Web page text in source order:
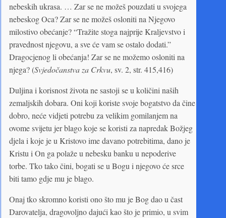
nebeskih ukrasa. … Zar se ne možeš pouzdati u svojega
nebeskog Oca? Zar se ne možeš osloniti na Njegovo
milostivo obećanje? “Tražite stoga najprije Kraljevstvo i
pravednost njegovu, a sve će vam se ostalo dodati.”
Dragocjenog li obećanja! Zar se ne možemo osloniti na
njega? (Svjedočanstva za Crkvu, sv. 2, str. 415,416)
Duljina i korisnost života ne sastoji se u količini naših
zemaljskih dobara. Oni koji koriste svoje bogatstvo da čine
dobro, neće vidjeti potrebu za velikim gomilanjem na
ovome svijetu jer blago koje se koristi za napredak Božjeg
djela i koje je u Kristovo ime davano potrebitima, dano je
Kristu i On ga polaže u nebesku banku u nepoderive
torbe. Tko tako čini, bogati se u Bogu i njegovo će srce
biti tamo gdje mu je blago.
Onaj tko skromno koristi ono što mu je Bog dao u čast
Darovatelja, dragovoljno dajući kao što je primio, u svim